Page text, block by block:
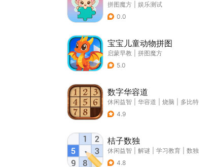
拼图魔方
娱乐测试
0.0
宝宝儿童动物拼图
启蒙早教
拼图魔方
5.0
数字华容道
休闲益智 华容道 烧脑
多比特
4.9
桔子数独
休闲益智 解谜 学习教育
数独
4.8